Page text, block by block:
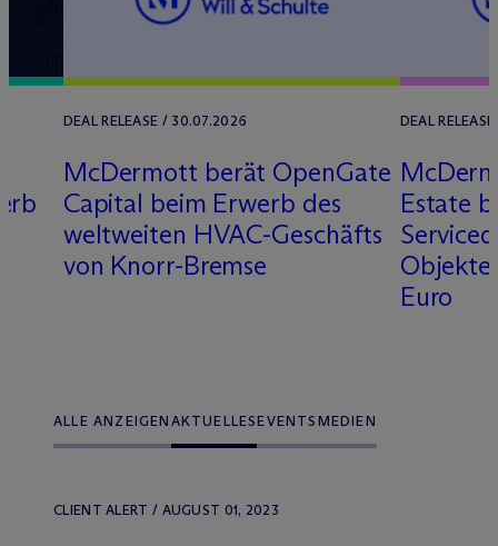
DEAL RELEASE / 30.07.2026
McDermott berät OpenGate
Capital beim Erwerb des
weltweiten HVAC-Geschäfts
von Knorr-Bremse
DEAL
Mc
Estate
Euro
ALLE ANZEIGEN AKTUELLESEVENTS MEDIEN
CLIENT ALERT / AUGUST 01, 2023